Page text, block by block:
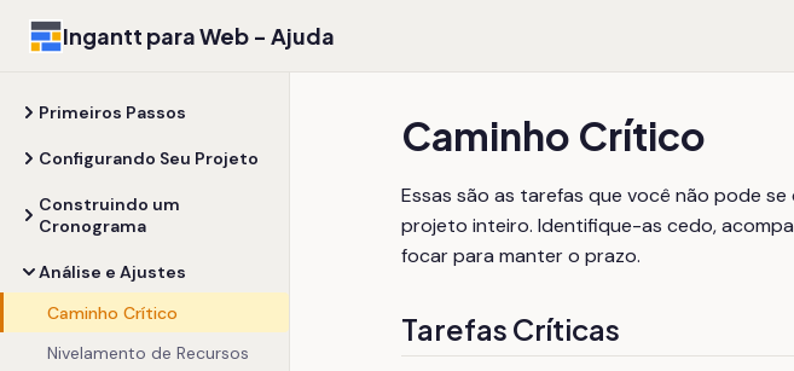
Ingantt para Web - Ajuda
Primeiros Passos
Configurando Seu Projeto
Construindo um
Cronograma
Análise e Ajustes
Caminho Crítico
Nivelamento de Recursos
Caminho Crítico
Essas são as tarefas que você não pode
projeto inteiro. Identifique-as cedo,
focar para manter o prazo.
Tarefas Críticas